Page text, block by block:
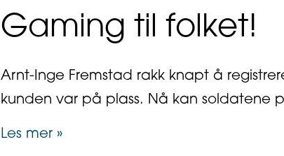
Gaming til folket!
Arnt-Inge Fremstad rakk knapt å
kunden var på plass. Nå kan soldatene
Les mer »